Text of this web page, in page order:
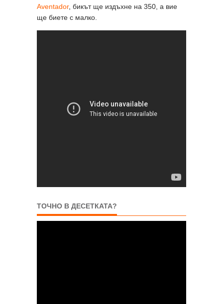
Aventador, бикът ще издъхне на 350, а вие
ще биете с малко.
ТОЧНО В ДЕСЕТКАТА?